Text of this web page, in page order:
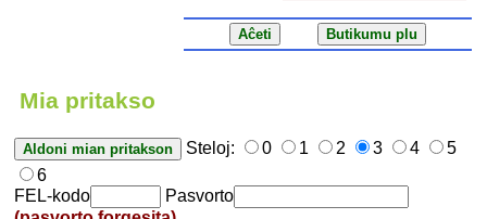
Mia pritakso
Steloj: 0 1 2 3 4
5
6
FEL-kodo
Pasvorto